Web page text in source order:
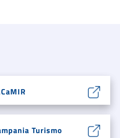
Turismo